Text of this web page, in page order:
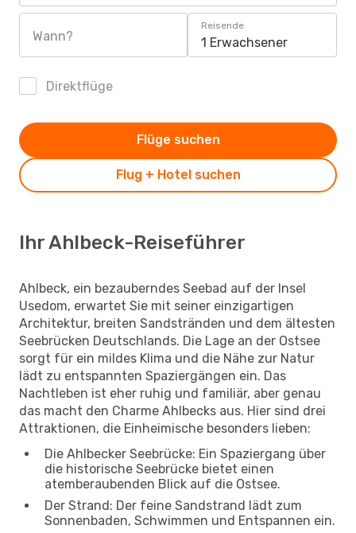
Wann?
Reisende
1 Erwachsener
Direktflüge
Flug + Hotel suchen
Flüge suchen
Ihr Ahlbeck-Reiseführer
Ahlbeck, ein bezauberndes Seebad auf der Insel
Usedom, erwartet Sie mit seiner einzigartigen
Architektur, breiten Sandstränden und dem ältesten
Seebrücken Deutschlands. Die Lage an der Ostsee
sorgt für ein mildes Klima und die Nähe zur Natur
lädt zu entspannten Spaziergängen ein. Das
Nachtleben ist eher ruhig und familiär, aber genau
das macht den Charme Ahlbecks aus. Hier sind drei
Attraktionen, die Einheimische besonders lieben:
Die Ahlbecker Seebrücke: Ein Spaziergang über
die historische Seebrücke bietet einen
atemberaubenden Blick auf die Ostsee.
Der Strand: Der feine Sandstrand lädt zum
Sonnenbaden, Schwimmen und Entspannen ein.